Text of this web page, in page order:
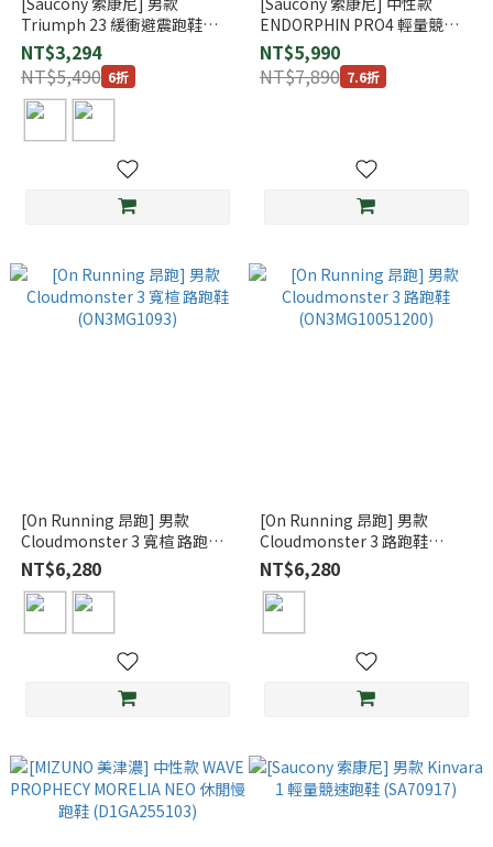
Triumph 23 緩衝避震跑鞋
(SA21023)
NT$3,294
NT$5,490 6折
ENDORPHIN PRO4 輕量競速
跑鞋 白/變異綠 (SA20939-97)
NT$5,990
NT$7,890 7.6折
[On Running 昂跑] 男款
Cloudmonster 3 寬楦 路跑鞋
(ON3MG1093)
NT$6,280
[On Running 昂跑] 男款
Cloudmonster 3 路跑鞋
(ON3MG10051200)
NT$6,280